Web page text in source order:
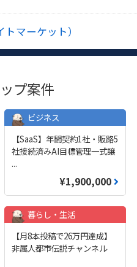
マーケット）
プ案件
ビジネス
【SaaS】年間契約1社・販路5
社接続済みAI目標管理一式譲
...
¥1,900,000
暮らし・生活
【月8本投稿で26万円達成】
非属人都市伝説チャンネル